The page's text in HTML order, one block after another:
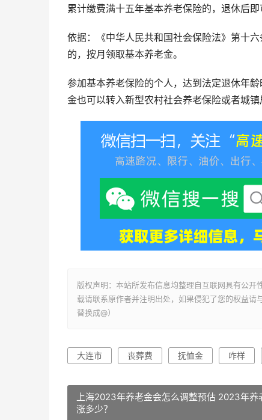
累计缴费满十五年基本养老保险的，退休后即
依据：《中华人民共和国社会保险法》第十
的，按月领取基本养老金。
参加基本养老保险的个人，达到法定退休年
金也可以转入新型农村社会养老保险或者城
版权声明：本站所发布信息均整理自互联网具有公
载请联系原作者并注明出处，如果侵犯了您的权益
替换成@）
大连市 丧葬费 抚恤金 咋样
上海2023年养老金会怎么调整预估 2023年养
涨多少？